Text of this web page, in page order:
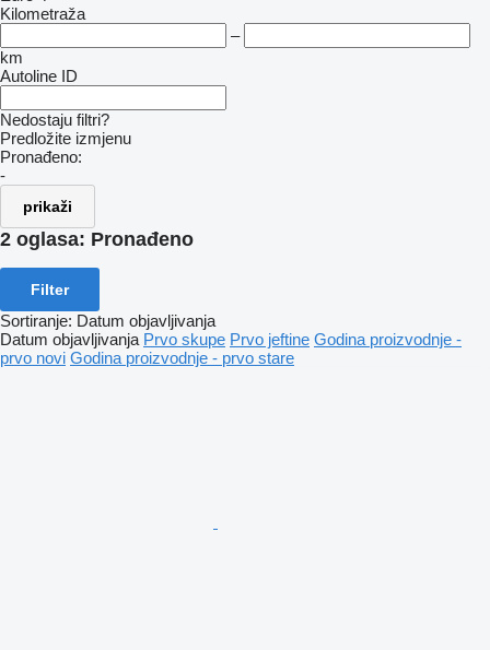
Kilometraža
–
km
Autoline ID
Nedostaju filtri?
Predložite izmjenu
Pronađeno:
-
prikaži
2 oglasa: Pronađeno
Filter
Sortiranje: Datum objavljivanja
Datum objavljivanja Prvo skupe Prvo jeftine Godina proizvodnje -
prvo novi Godina proizvodnje - prvo stare